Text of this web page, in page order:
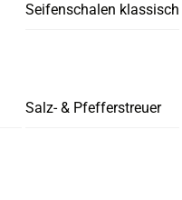
Seifenschalen klassisch
Salz- & Pfefferstreuer